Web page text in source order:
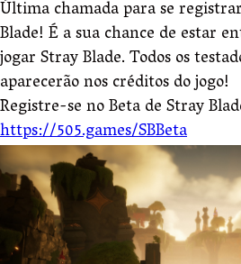
Última chamada para se
Blade! É a sua chance de estar
jogar Stray Blade. Todos os
aparecerão nos créditos do jogo!
Registre-se no Beta de Stray
https://505.games/SBBeta